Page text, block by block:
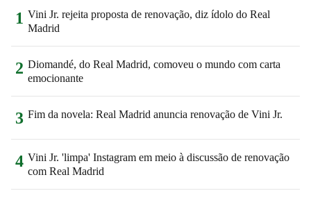
1 Vini Jr. rejeita proposta de renovação, diz ídolo do Real
Madrid
2 Diomandé, do Real Madrid, comoveu o mundo com carta
emocionante
3 Fim da novela: Real Madrid anuncia renovação de Vini Jr.
4 Vini Jr. 'limpa' Instagram em meio à discussão de renovação
com Real Madrid